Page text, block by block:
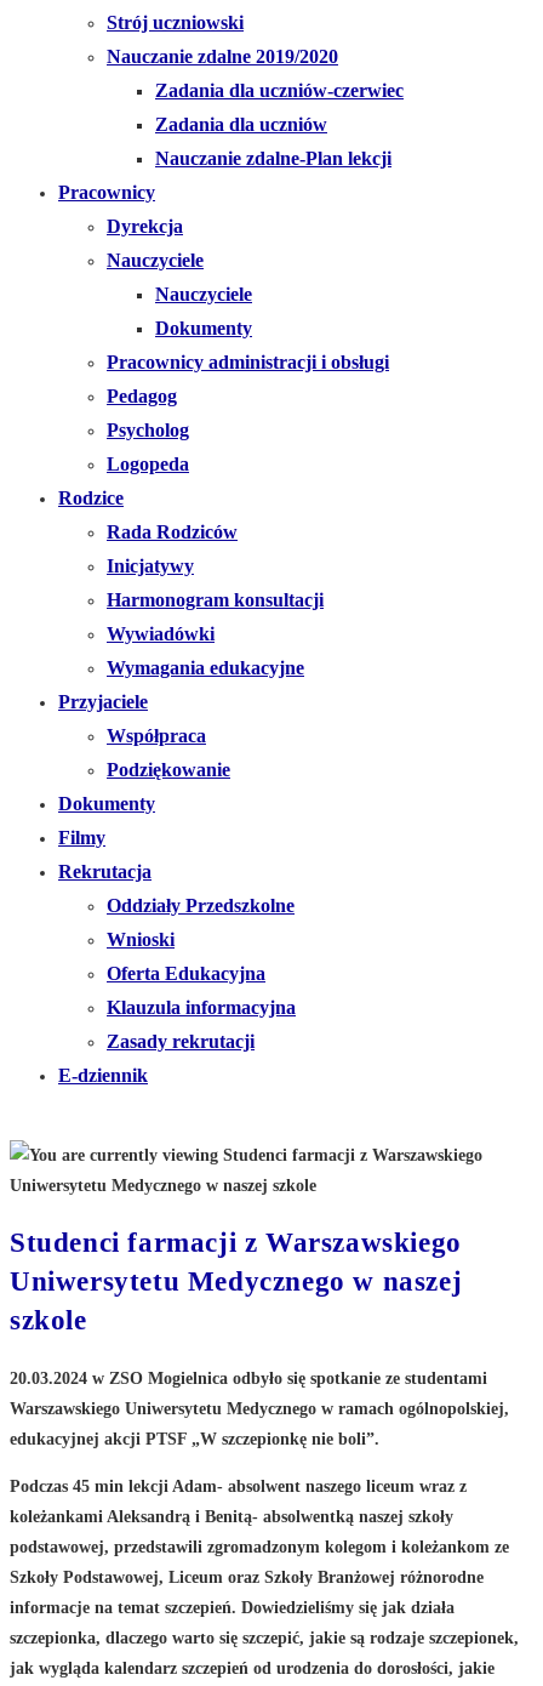
Strój uczniowski
Nauczanie zdalne 2019/2020
Zadania dla uczniów-czerwiec
Zadania dla uczniów
Nauczanie zdalne-Plan lekcji
Pracownicy
Dyrekcja
Nauczyciele
Nauczyciele
Dokumenty
Pracownicy administracji i obsługi
Pedagog
Psycholog
Logopeda
Rodzice
Rada Rodziców
Inicjatywy
Harmonogram konsultacji
Wywiadówki
Wymagania edukacyjne
Przyjaciele
Współpraca
Podziękowanie
Dokumenty
Filmy
Rekrutacja
Oddziały Przedszkolne
Wnioski
Oferta Edukacyjna
Klauzula informacyjna
Zasady rekrutacji
E-dziennik
Studenci farmacji z Warszawskiego
Uniwersytetu Medycznego w naszej
szkole
20.03.2024 w ZSO Mogielnica odbyło się spotkanie ze studentami
Warszawskiego Uniwersytetu Medycznego w ramach ogólnopolskiej,
edukacyjnej akcji PTSF „W szczepionkę nie boli”.
Podczas 45 min lekcji Adam- absolwent naszego liceum wraz z
koleżankami Aleksandrą i Benitą- absolwentką naszej szkoły
podstawowej, przedstawili zgromadzonym kolegom i koleżankom ze
Szkoły Podstawowej, Liceum oraz Szkoły Branżowej różnorodne
informacje na temat szczepień. Dowiedzieliśmy się jak działa
szczepionka, dlaczego warto się szczepić, jakie są rodzaje szczepionek,
jak wygląda kalendarz szczepień od urodzenia do dorosłości, jakie